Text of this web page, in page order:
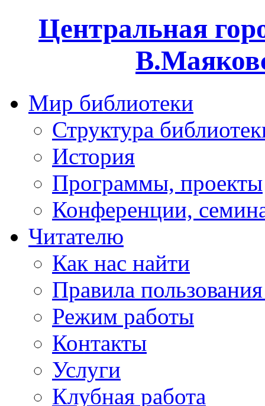
Центральная
Мир библиотеки
Структура
История
Программы, проекты
Конференции,
Читателю
Как нас найти
Правила
Режим работы
Контакты
Услуги
Клубная работа